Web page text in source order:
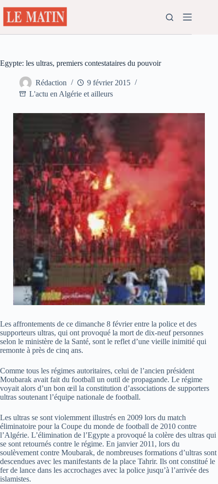
au
contenu
Egypte: les ultras, premiers contestataires du pouvoir
Rédaction
9 février 2015
L'actu en Algérie et ailleurs
Les affrontements de ce dimanche 8 février entre la police et des
supporteurs ultras, qui ont provoqué la mort de dix-neuf personnes
selon le ministère de la Santé, sont le reflet d’une vieille inimitié qui
remonte à près de cinq ans.
Comme tous les régimes autoritaires, celui de l’ancien président
Moubarak avait fait du football un outil de propagande. Le régime
voyait alors d’un bon œil la constitution d’associations de supporters
ultras soutenant l’équipe nationale de football.
Les ultras se sont violemment illustrés en 2009 lors du match
éliminatoire pour la Coupe du monde de football de 2010 contre
l’Algérie. L’élimination de l’Egypte a provoqué la colère des ultras qui
se sont retournés contre le régime. En janvier 2011, lors du
soulèvement contre Moubarak, de nombreuses formations d’ultras sont
descendues avec les manifestants de la place Tahrir. Ils ont constitué le
fer de lance dans les accrochages avec la police jusqu’à l’arrivée des
islamistes.